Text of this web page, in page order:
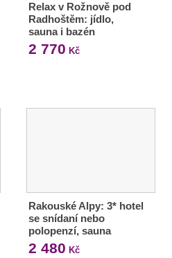
Relax v Rožnově pod
Radhoštěm: jídlo,
sauna i bazén
2 770 Kč
Rakouské Alpy: 3* hotel
se snídaní nebo
polopenzí, sauna
2 480 Kč